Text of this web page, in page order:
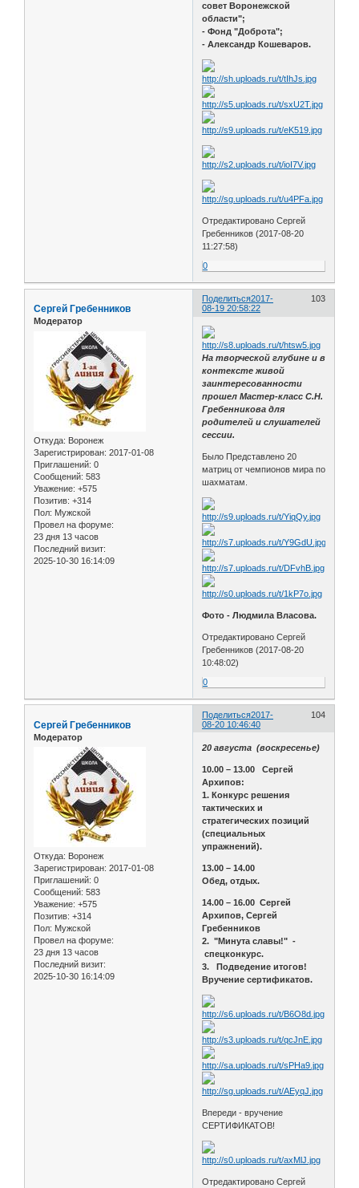
совет Воронежской
области";
- Фонд "Доброта";
- Александр Кошеваров.
Отредактировано Сергей
Гребенников (2017-08-20
11:27:58)
0
Поделиться 103
2017-
08-19 20:58:22
Сергей Гребенников
Модератор
Откуда: Воронеж
Зарегистрирован: 2017-01-08
Приглашений: 0
Сообщений: 583
Уважение: +575
Позитив: +314
Пол: Мужской
Провел на форуме:
23 дня 13 часов
Последний визит:
2025-10-30 16:14:09
На творческой глубине и в
контексте живой
заинтересованности
прошел Мастер-класс С.Н.
Гребенникова для
родителей и слушателей
сессии.
Было Представлено 20
матриц от чемпионов мира по
шахматам.
Фото - Людмила Власова.
Отредактировано Сергей
Гребенников (2017-08-20
10:48:02)
0
Поделиться 104
2017-
08-20 10:46:40
Сергей Гребенников
Модератор
Откуда: Воронеж
Зарегистрирован: 2017-01-08
Приглашений: 0
Сообщений: 583
Уважение: +575
Позитив: +314
Пол: Мужской
Провел на форуме:
23 дня 13 часов
Последний визит:
2025-10-30 16:14:09
20 августа (воскресенье)
10.00 – 13.00 Сергей
Архипов:
1. Конкурс решения
тактических и
стратегических позиций
(специальных
упражнений).
13.00 – 14.00
Обед, отдых.
14.00 – 16.00 Сергей
Архипов, Сергей
Гребенников
2. "Минута славы!" -
спецконкурс.
3. Подведение итогов!
Вручение сертификатов.
Впереди - вручение
СЕРТИФИКАТОВ!
Отредактировано Сергей